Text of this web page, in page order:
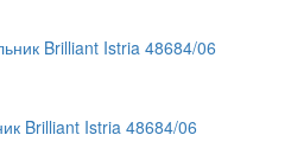
Brilliant Istria 48684/06